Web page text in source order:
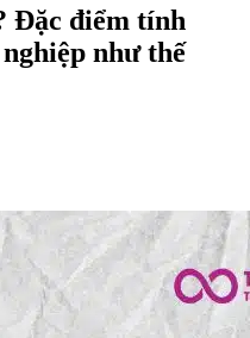
Đặc điểm tính
như thế